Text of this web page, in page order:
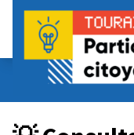
Budget Participatif
💡 Consulter les